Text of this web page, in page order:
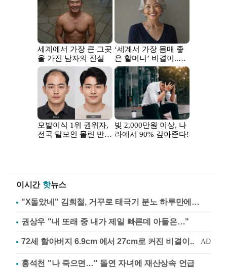
이시간 핫뉴스
"X돌았네" 김희철, 거꾸로 태극기 분노 하루만에…
권상우 "내 또래 중 내가 제일 빠른데 아들은…"
홍석천 "나 죽으면…" 돌연 자녀에 재산상속 언급